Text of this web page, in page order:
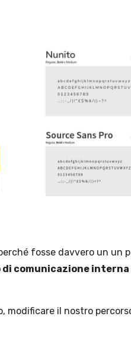
fosse davvero un un
di comunicazione interna
modificare il nostro